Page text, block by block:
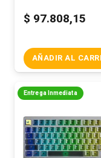
$ 97.808,15
AÑADIR AL
Entrega Inmediata